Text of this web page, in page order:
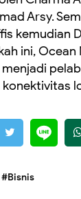
Arsy.
kemudian
ini,
#Bisnis